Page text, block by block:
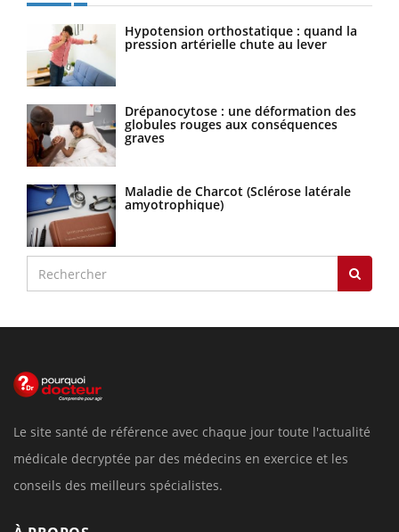
Hypotension orthostatique : quand la
pression artérielle chute au lever
Drépanocytose : une déformation des
globules rouges aux conséquences
graves
Maladie de Charcot (Sclérose latérale
amyotrophique)
Le site santé de référence avec chaque jour toute l'actualité
médicale decryptée par des médecins en exercice et les
conseils des meilleurs spécialistes.